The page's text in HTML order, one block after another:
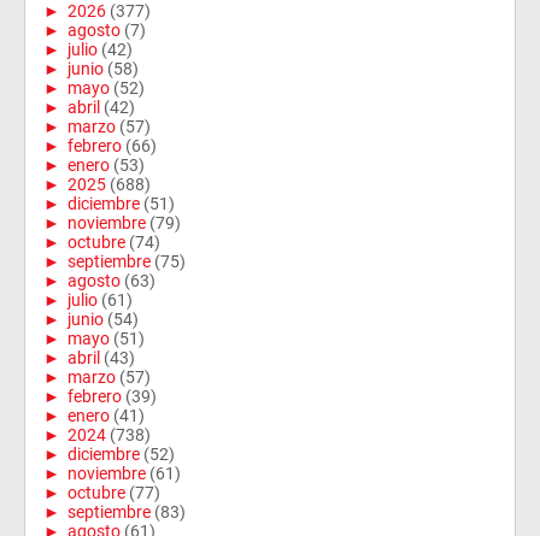
► 2026 (377)
► agosto (7)
► julio (42)
► junio (58)
► mayo (52)
► abril (42)
► marzo (57)
► febrero (66)
► enero (53)
► 2025 (688)
► diciembre (51)
► noviembre (79)
► octubre (74)
► septiembre (75)
► agosto (63)
► julio (61)
► junio (54)
► mayo (51)
► abril (43)
► marzo (57)
► febrero (39)
► enero (41)
► 2024 (738)
► diciembre (52)
► noviembre (61)
► octubre (77)
► septiembre (83)
► agosto (61)